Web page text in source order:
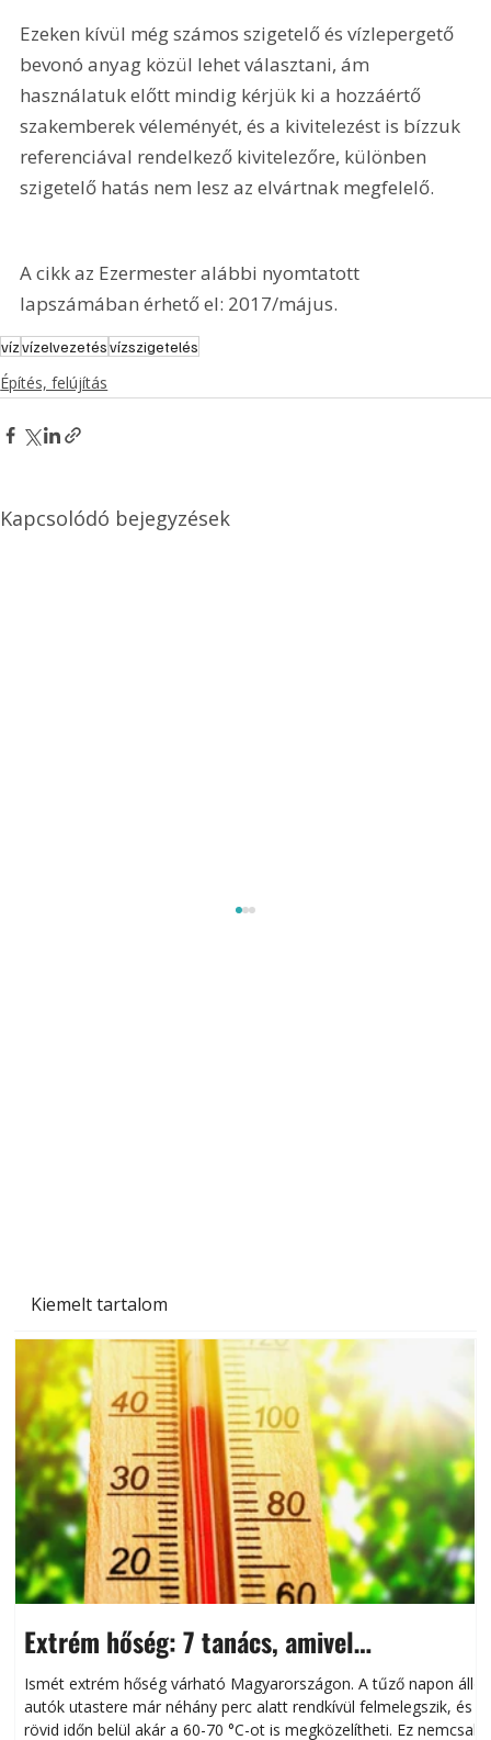
Kiemelt tartalom
Extrém hőség: 7 tanács, amivel
megóvhatjuk autónkat a nyári károktól
Ismét extrém hőség várható Magyarországon. A tűző napon álló
autók utastere már néhány perc alatt rendkívül felmelegszik, és
rövid időn belül akár a 60-70 °C-ot is megközelítheti. Ez nemcsak
Ezeken kívül még számos szigetelő és vízlepergető
bevonó anyag közül lehet választani, ám
használatuk előtt mindig kérjük ki a hozzáértő
szakemberek véleményét, és a kivitelezést is bízzuk
referenciával rendelkező kivitelezőre, különben
szigetelő hatás nem lesz az elvártnak megfelelő.
A cikk az Ezermester alábbi nyomtatott
lapszámában érhető el: 2017/május.
vízvízelvezetésvízszigetelés
Építés, felújítás
Kapcsolódó bejegyzések